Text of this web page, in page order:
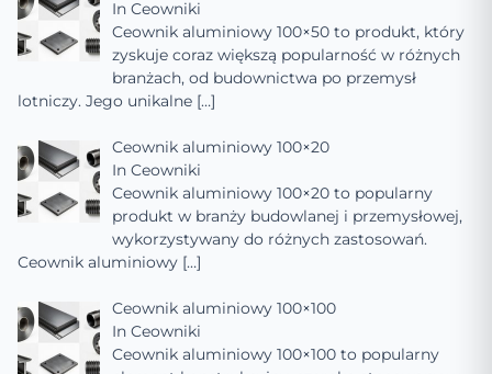
In Ceowniki
Ceownik aluminiowy 100×50 to produkt, który
zyskuje coraz większą popularność w różnych
branżach, od budownictwa po przemysł
lotniczy. Jego unikalne […]
Ceownik aluminiowy 100×20
In Ceowniki
Ceownik aluminiowy 100×20 to popularny
produkt w branży budowlanej i przemysłowej,
wykorzystywany do różnych zastosowań.
Ceownik aluminiowy […]
Ceownik aluminiowy 100×100
In Ceowniki
Ceownik aluminiowy 100×100 to popularny